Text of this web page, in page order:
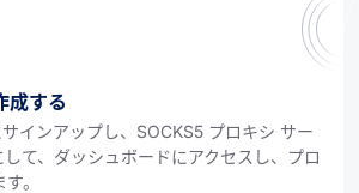
成する
インアップし、SOCKS5 プロキシ サー
て、ダッシュボードにアクセスし、プロ
。